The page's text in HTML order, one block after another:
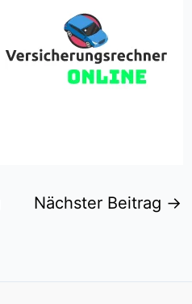
Nächster Beitrag →